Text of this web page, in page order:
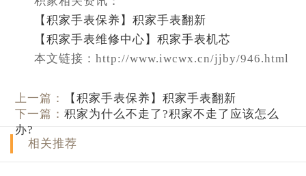
【积家手表保养】积家手表翻新
【积家手表维修中心】积家手表机芯
本文链接：http://www.iwcwx.cn/jjby/946.html
上一篇：
【积家手表保养】积家手表翻新
下一篇：积家为什么不走了?积家不走了应该怎么
办?
相关推荐